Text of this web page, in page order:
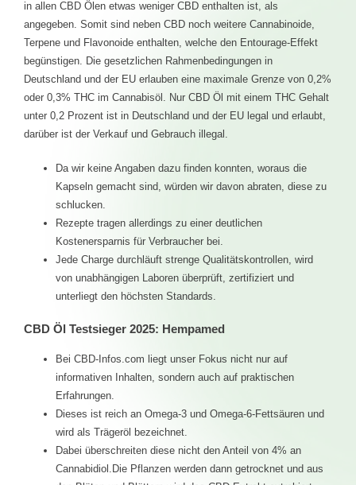
Canobo CBD Öle haben uns überzeugt, allerdings ist der Preis pro
mg CBD im Vergleich etwas teuer. Uns ist dabei aufgefallen, dass
in allen CBD Ölen etwas weniger CBD enthalten ist, als
angegeben. Somit sind neben CBD noch weitere Cannabinoide,
Terpene und Flavonoide enthalten, welche den Entourage-Effekt
begünstigen. Die gesetzlichen Rahmenbedingungen in
Deutschland und der EU erlauben eine maximale Grenze von 0,2%
oder 0,3% THC im Cannabisöl. Nur CBD Öl mit einem THC Gehalt
darüber ist der Verkauf und Gebrauch illegal.
Da wir keine Angaben dazu finden konnten, woraus die
Kapseln gemacht sind, würden wir davon abraten, diese zu
schlucken.
Rezepte tragen allerdings zu einer deutlichen
Kostenersparnis für Verbraucher bei.
Jede Charge durchläuft strenge Qualitätskontrollen, wird
unterliegt den höchsten Standards.
CBD Öl Testsieger 2025: Hempamed
Bei CBD-Infos.com liegt unser Fokus nicht nur auf
informativen Inhalten, sondern auch auf praktischen
Erfahrungen.
Dieses ist reich an Omega-3 und Omega-6-Fettsäuren und
wird als Trägeröl bezeichnet.